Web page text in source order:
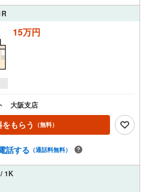
15万円
大阪支店
をもらう （無料）
話する （通話料無料）
/ 1K